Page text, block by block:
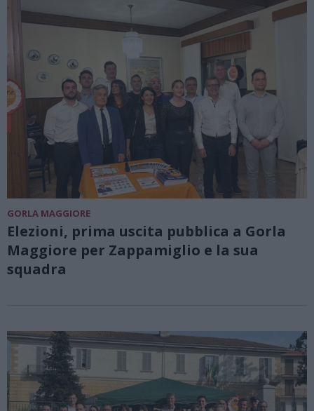
GORLA MAGGIORE
Elezioni, prima uscita pubblica a Gorla
Maggiore per Zappamiglio e la sua
squadra